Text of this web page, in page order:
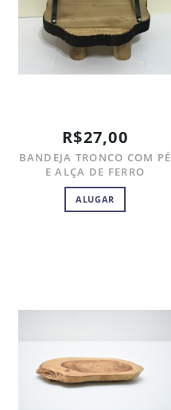
R$27,00
BANDEJA TRONCO COM PÉ
E ALÇA DE FERRO
ALUGAR